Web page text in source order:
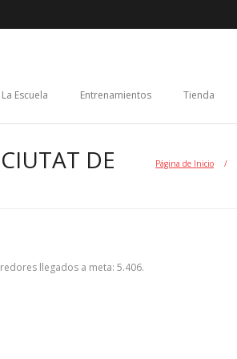
La Escuela Entrenamientos Tienda
DE Página de Inicio /
llegados a meta: 5.406.